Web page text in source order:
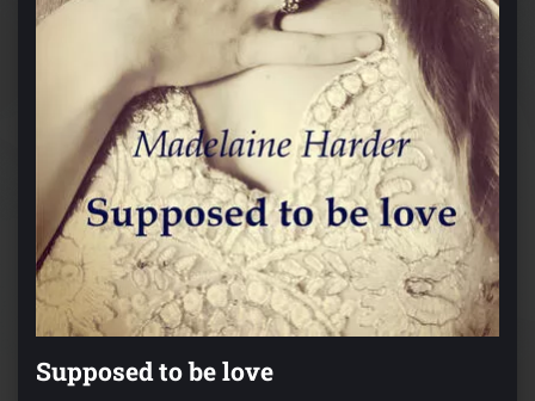
Supposed to be love